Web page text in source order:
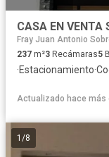
CASA EN VENTA
Fray Juan Antonio
237 m²3 Recámaras5
·Estacionamiento·
Actualizado hace más
1 /8